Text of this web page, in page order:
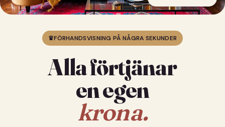
♛FÖRHANDSVISNING PÅ NÅGRA SEKUNDER
Alla förtjänar
en egen
krona.